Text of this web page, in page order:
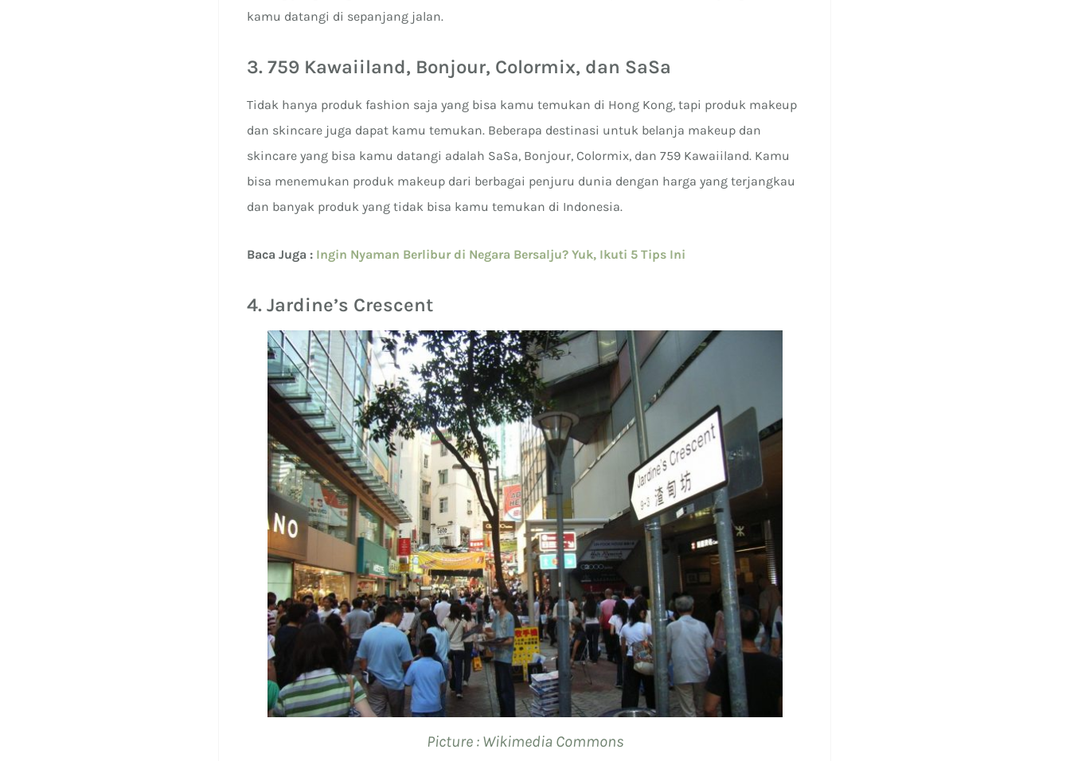
kamu datangi di sepanjang jalan.
3. 759 Kawaiiland, Bonjour, Colormix, dan SaSa
Tidak hanya produk fashion saja yang bisa kamu temukan di Hong Kong, tapi produk makeup
dan skincare juga dapat kamu temukan. Beberapa destinasi untuk belanja makeup dan
skincare yang bisa kamu datangi adalah SaSa, Bonjour, Colormix, dan 759 Kawaiiland. Kamu
bisa menemukan produk makeup dari berbagai penjuru dunia dengan harga yang terjangkau
dan banyak produk yang tidak bisa kamu temukan di Indonesia.
Baca Juga : Ingin Nyaman Berlibur di Negara Bersalju? Yuk, Ikuti 5 Tips Ini
4. Jardine’s Crescent
Picture : Wikimedia Commons